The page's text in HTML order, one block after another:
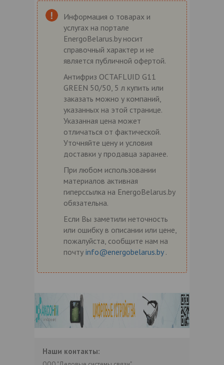
Информация о товарах и
услугах на портале
EnergoBelarus.by носит
справочный характер и не
является публичной офертой.
Антифриз OCTAFLUID G11
GREEN 50/50, 5 л купить или
заказать можно у компаний,
указанных на этой странице.
Указанная цена может
отличаться от фактической.
Уточняйте цену и условия
доставки у продавца заранее.
При любом использовании
материалов активная
гиперссылка на EnergoBelarus.by
обязательна.
Если Вы заметили неточность
или ошибку в описании или цене,
пожалуйста, сообщите нам на
почту info@energobelarus.by .
Наши контакты: